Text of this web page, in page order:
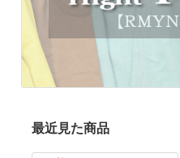
最近見た商品